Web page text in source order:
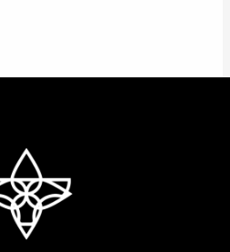
variantes.
pueden
elegir